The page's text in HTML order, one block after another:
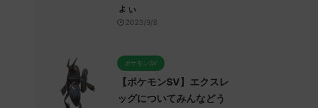
ょぃ
2023/9/8
ポケモンSV
【ポケモンSV】エクスレ
ッグについてみんなどう